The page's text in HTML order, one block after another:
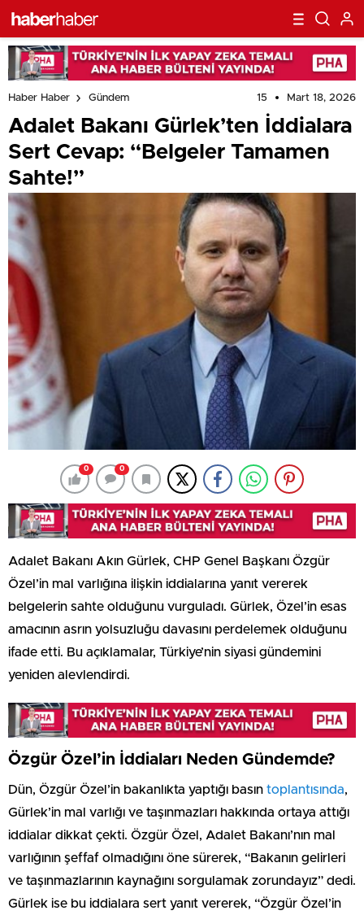
Haber Haber Gündem 15 Mart 18, 2026
Adalet Bakanı Gürlek’ten İddialara
Sert Cevap: “Belgeler Tamamen
Sahte!”
0 0
Adalet Bakanı Akın Gürlek, CHP Genel Başkanı Özgür
Özel’in mal varlığına ilişkin iddialarına yanıt vererek
belgelerin sahte olduğunu vurguladı. Gürlek, Özel’in esas
amacının asrın yolsuzluğu davasını perdelemek olduğunu
ifade etti. Bu açıklamalar, Türkiye’nin siyasi gündemini
yeniden alevlendirdi.
Özgür Özel’in İddiaları Neden Gündemde?
Dün, Özgür Özel’in bakanlıkta yaptığı basın toplantısında,
Gürlek’in mal varlığı ve taşınmazları hakkında ortaya attığı
iddialar dikkat çekti. Özgür Özel, Adalet Bakanı’nın mal
varlığının şeffaf olmadığını öne sürerek, “Bakanın gelirleri
ve taşınmazlarının kaynağını sorgulamak zorundayız” dedi.
Gürlek ise bu iddialara sert yanıt vererek, “Özgür Özel’in